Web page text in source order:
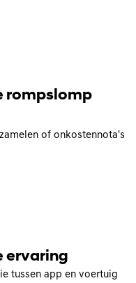
rompslomp
of onkostennota's
ervaring
tussen app en voertuig